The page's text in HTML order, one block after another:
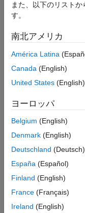
カテゴリ
デバイスの接続
イメージの取得
MATLAB Support
Cameras でのトラブルシ
問題をトラブルシ
最初に試す対
Creating a
results in a
The IP Camera
the range50000-
また、以下のリスト
す。
南北アメリカ
América Latina
Canada (English)
United States (English)
ヨーロッパ
Belgium (English)
Denmark (English)
Deutschland (Deutsch)
España (Español)
Finland (English)
France (Français)
Ireland (English)
トラストセンター